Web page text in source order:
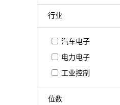
行业
汽车电子
电力电子
工业控制
位数